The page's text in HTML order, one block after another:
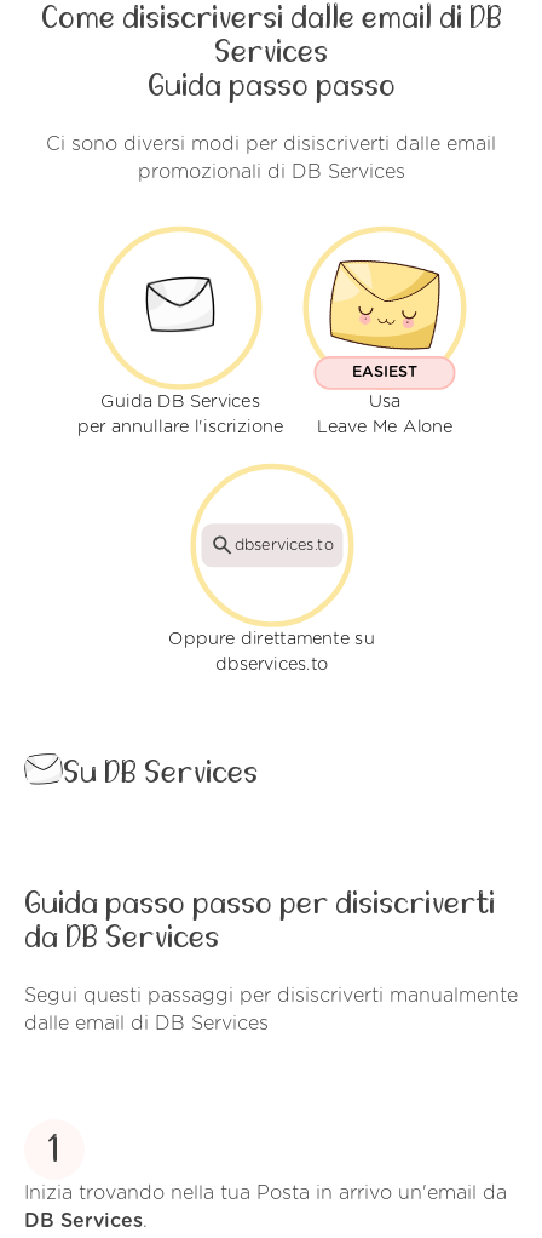
Come disiscriversi dalle email di DB
Services
Guida passo passo
Ci sono diversi modi per disiscriverti dalle email
promozionali di DB Services
Guida DB Services
per annullare l'iscrizione
EASIEST
Usa
Leave Me Alone
dbservices.to
Oppure direttamente su
dbservices.to
Su DB Services
Guida passo passo per disiscriverti
da DB Services
Segui questi passaggi per disiscriverti manualmente
dalle email di DB Services
1
Inizia trovando nella tua Posta in arrivo un'email da
DB Services.